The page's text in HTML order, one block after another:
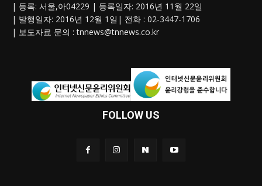
| 등록: 서울,아04229 | 등록일자: 2016년 11월 22일
| 발행일자: 2016년 12월 1일| 전화 : 02-3447-1706
| 보도자료 문의 :tnnews@tnnews.co.kr
FOLLOW US